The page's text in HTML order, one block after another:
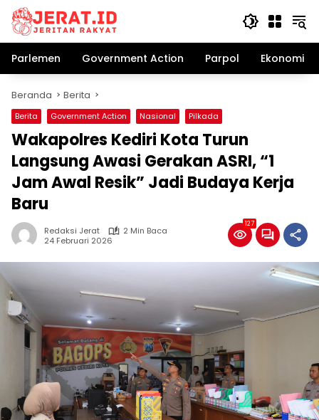
Langsung
konten
Parlemen
Government Action Parpol Ekonomi
Beranda Berita
Berita Government Action Nasional Pilkada
Wakapolres Kediri Kota Turun
Langsung Awasi Gerakan ASRI, “1
Jam Awal Resik” Jadi Budaya Kerja
Baru
Redaksi Jerat
2 Min Baca
24 Februari 2026
127